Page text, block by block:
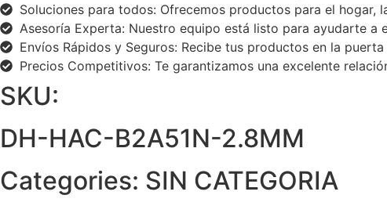
Soluciones para todos: Ofrecemos productos para el hogar,
Asesoría Experta: Nuestro equipo está listo para ayudarte a
Envíos Rápidos y Seguros: Recibe tus productos en la
Precios Competitivos: Te garantizamos una excelente
SKU:
DH-HAC-B2A51N-2.8MM
Categories: SIN CATEGORIA